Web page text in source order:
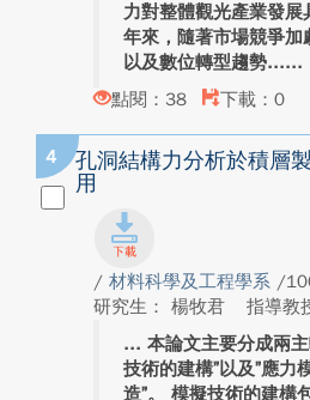
力對整體觀光產業發
年來，隨著市場競爭加
以及數位轉型趨勢...
點閱：38
下載：0
4
孔洞結構力分析於積層
用
/ 材料科學及工程學系 /
研究生： 楊牧君
指導教
本論文主要分成兩
技術的建構”以及”應力
造”。 模擬技術的建構